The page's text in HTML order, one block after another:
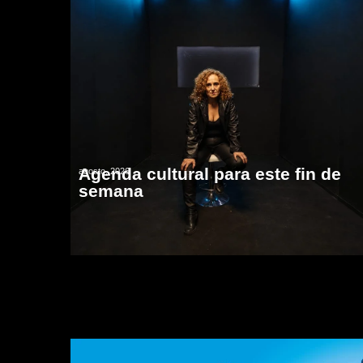
agosto, 2026
Agenda cultural para este fin de
semana